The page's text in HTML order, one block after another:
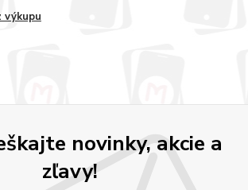
výkupu
novinky, akcie a
zľavy!